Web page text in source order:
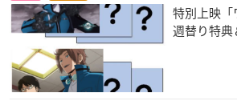
「TVアニメワールドトリガー
ージアム」
今回のイベントのための描き下ろしイラ
特別上映「
週替り特典